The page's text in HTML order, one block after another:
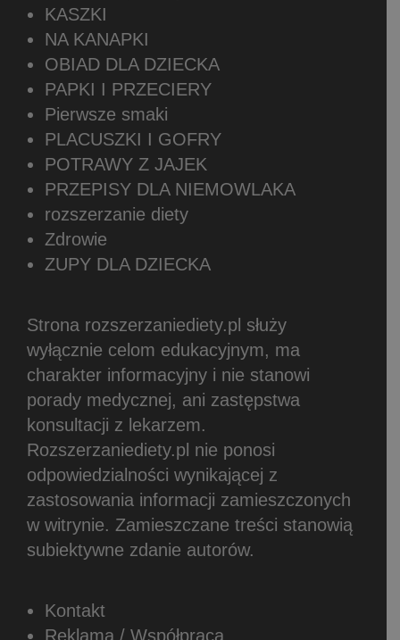
KASZKI
NA KANAPKI
OBIAD DLA DZIECKA
PAPKI I PRZECIERY
Pierwsze smaki
PLACUSZKI I GOFRY
POTRAWY Z JAJEK
PRZEPISY DLA NIEMOWLAKA
rozszerzanie diety
Zdrowie
ZUPY DLA DZIECKA
Strona rozszerzaniediety.pl służy
wyłącznie celom edukacyjnym, ma
charakter informacyjny i nie stanowi
porady medycznej, ani zastępstwa
konsultacji z lekarzem.
Rozszerzaniediety.pl nie ponosi
odpowiedzialności wynikającej z
zastosowania informacji zamieszczonych
w witrynie. Zamieszczane treści stanowią
subiektywne zdanie autorów.
Kontakt
Reklama / Współpraca